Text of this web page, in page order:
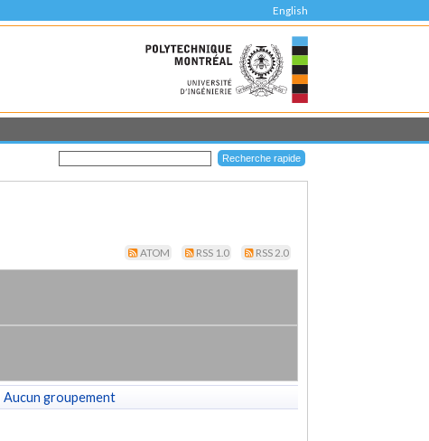
English
ATOM RSS 1.0 RSS 2.0
Aucun groupement